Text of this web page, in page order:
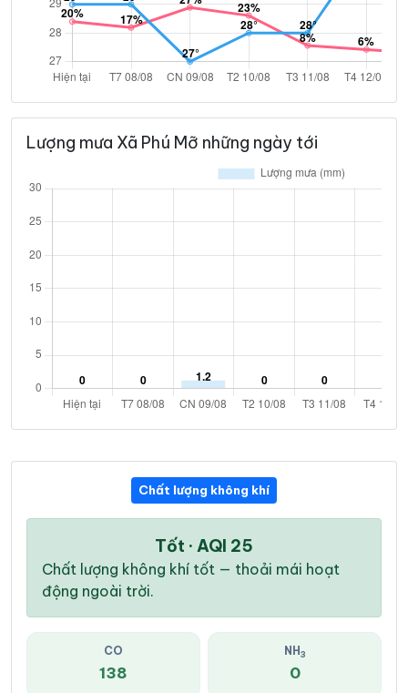
Lượng mưa Xã Phú Mỡ những ngày tới
Chất lượng không khí
Tốt · AQI 25
Chất lượng không khí tốt — thoải mái hoạt
động ngoài trời.
CO
138
NH 3
0